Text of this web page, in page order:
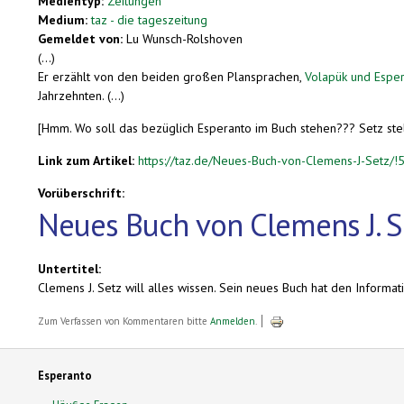
Medium:taz - die tageszeitung
Gemeldet von: Lu Wunsch-Rolshoven
(...)
Er erzählt von den beiden großen Plansprachen, Volapük und
Jahrzehnten. (...)
[Hmm. Wo soll das bezüglich Esperanto im Buch stehen??? Setz
Link zum Artikel: https://taz.de/Neues-Buch-von-Clemens-J-Setz/
Vorüberschrift:
Neues Buch von Clemens J.
Untertitel:
Clemens J. Setz will alles wissen. Sein neues Buch hat den
Zum Verfassen von Kommentaren bitte Anmelden.
Esperanto